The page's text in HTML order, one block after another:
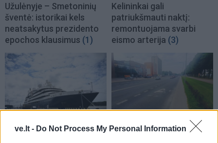
ve.lt - Do Not Process My Personal Information
Užulėnyje – Smetoninių
šventė: istorikai kels
neatsakytus prezidento
epochos klausimus (1)
Kelininkai gali
patriukšmauti naktį:
remontuojama svarbi
eismo arterija (3)
Klaipėdos pulsas Klaipėdos pulsas